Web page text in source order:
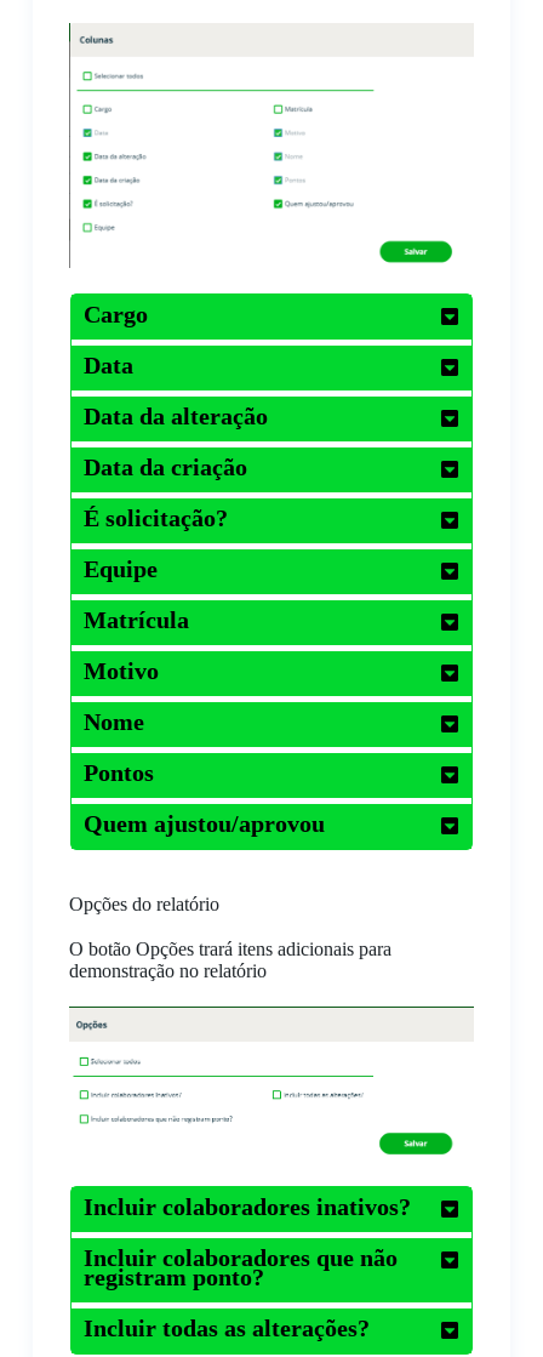
Cargo
Data
Data da alteração
Data da criação
É solicitação?
Equipe
Matrícula
Motivo
Nome
Pontos
Quem ajustou/aprovou
Opções do relatório
O botão Opções trará itens adicionais para
demonstração no relatório
Incluir colaboradores inativos?
Incluir colaboradores que não
registram ponto?
Incluir todas as alterações?